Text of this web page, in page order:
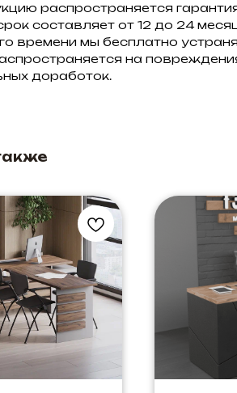
распространяется
составляет от 12 до 24
времени мы бесплатно
на
доработок.